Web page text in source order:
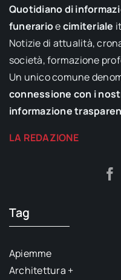
Quotidiano di
funerarioecimiteriale
Notizie di attualità,
società, formazione
Un unico comune
connessione con i
informazione
LA REDAZIONE
Tag
Apiemme
Architettura +